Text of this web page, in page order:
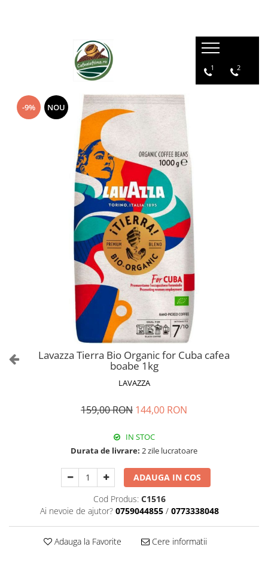
1 2
-9% NOU
Lavazza Tierra Bio Organic for Cuba cafea
boabe 1kg
LAVAZZA
159,00 RON 144,00 RON
IN STOC
Durata de livrare: 2 zile lucratoare
ADAUGA IN COS
Cod Produs: C1516
Ai nevoie de ajutor? 0759044855 / 0773338048
Adauga la Favorite Cere informatii